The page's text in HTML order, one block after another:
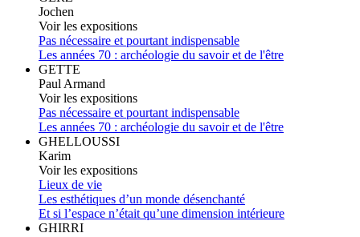
Jochen
Voir les expositions
Pas nécessaire et pourtant indispensable
Les années 70 : archéologie du savoir et de l'être
GETTE
Paul Armand
Voir les expositions
Pas nécessaire et pourtant indispensable
Les années 70 : archéologie du savoir et de l'être
GHELLOUSSI
Karim
Voir les expositions
Lieux de vie
Les esthétiques d’un monde désenchanté
Et si l’espace n’était qu’une dimension intérieure
GHIRRI